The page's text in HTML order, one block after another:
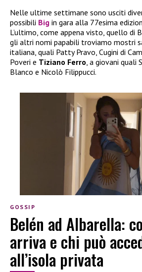
Nelle ultime settimane sono usciti
possibili Big in gara alla 77esima
L’ultimo, come appena visto, quello di
gli altri nomi papabili troviamo mostri
italiana, quali Patty Pravo, Cugini di
Poveri e Tiziano Ferro , a giovani quali
Blanco e Nicolò Filippucci.
GOSSIP
Belén ad Albarella:
arriva e chi può
all’isola privata